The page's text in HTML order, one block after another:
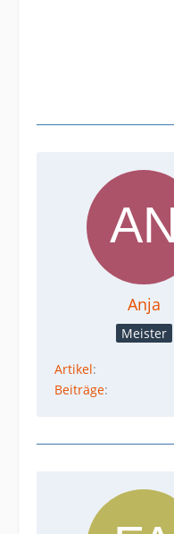
Anja
Meister
Artikel
Beiträge